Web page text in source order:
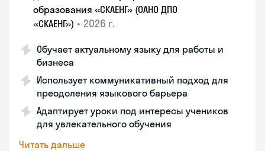
образования «СКАЕНГ» (ОАНО ДПО
«СКАЕНГ») • 2026 г.
Обучает актуальному языку для работы и
бизнеса
Использует коммуникативный подход для
преодоления языкового барьера
Адаптирует уроки под интересы учеников
для увлекательного обучения
Читать дальше